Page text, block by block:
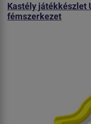
Kastély játékkészlet
fémszerkezet